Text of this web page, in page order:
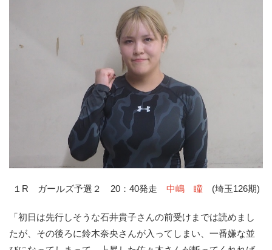
１R ガールズ予選２ 20：40発走 中嶋 瞳(埼玉126期)
「初日は先行しそうな石井貴子さんの前受けまでは読めまし
たが、その後ろに鈴木奈央さんが入ってしまい、一番嫌な並